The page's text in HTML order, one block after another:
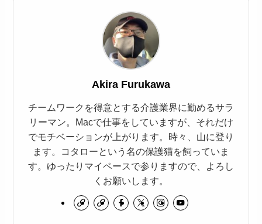
Akira Furukawa
チームワークを得意とする介護業界に勤めるサラ
リーマン。Macで仕事をしていますが、それだけ
でモチベーションが上がります。時々、山に登り
ます。コタローという名の保護猫を飼っていま
す。ゆったりマイペースで参りますので、よろし
くお願いします。